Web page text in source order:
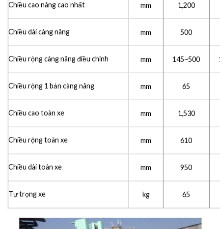
Chiều cao nâng cao nhất mm 1,200
Chiều dài càng nâng mm 500
Chiều rộng càng nâng điều chỉnh mm 145~500
Chiều rộng 1 bản càng nâng mm 65
Chiều cao toàn xe mm 1,530
Chiều rộng toàn xe mm 610
Chiều dài toàn xe mm 950
Tự trọng xe kg 65